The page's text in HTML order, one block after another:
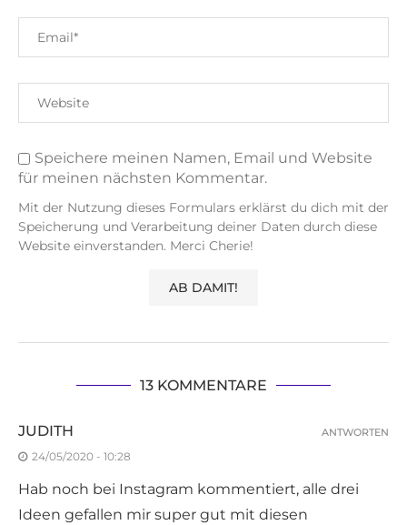
Speichere meinen Namen, Email und Website
für meinen nächsten Kommentar.
Mit der Nutzung dieses Formulars erklärst du dich mit der
Speicherung und Verarbeitung deiner Daten durch diese
Website einverstanden. Merci Cherie!
13 KOMMENTARE
JUDITH
24/05/2020 - 10:28
Hab noch bei Instagram kommentiert, alle drei
Ideen gefallen mir super gut mit diesen
ANTWORTEN